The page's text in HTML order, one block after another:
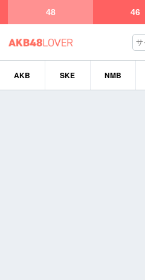
48 46
AKB SKE NMB